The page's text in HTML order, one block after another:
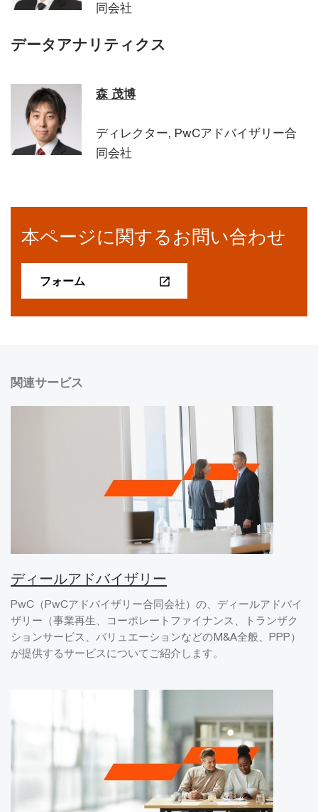
同会社
データアナリティクス
森 茂博
ディレクター, PwCアドバイザリー合
同会社
本ページに関するお問い合わせ
フォーム
関連サービス
ディールアドバイザリー
PwC（PwCアドバイザリー合同会社）の、ディールアドバイ
ザリー（事業再生、コーポレートファイナンス、トランザク
ションサービス、バリュエーションなどのM&A全般、PPP）
が提供するサービスについてご紹介します。